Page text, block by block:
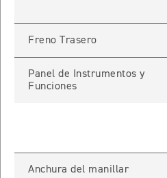
NEW TIGER SPORT 660
Precio desde $10.090.000
Precio desde $11.690.000
Freno Trasero
Panel de Instrumentos y
Funciones
Anchura del manillar